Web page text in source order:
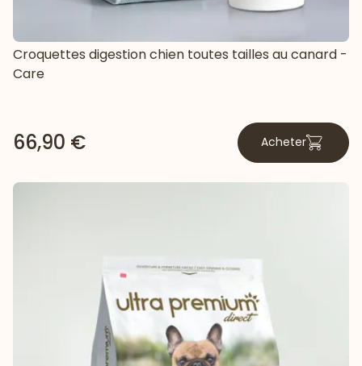
Croquettes digestion chien toutes tailles au canard -
Care
66,90 € Acheter